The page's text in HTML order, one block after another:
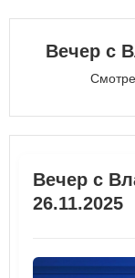
Вечер с
Вечер с
26.11.2025